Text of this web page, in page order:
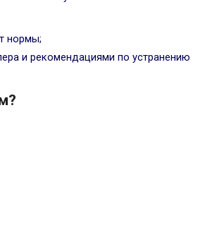
нормы;
и рекомендациями по устранению